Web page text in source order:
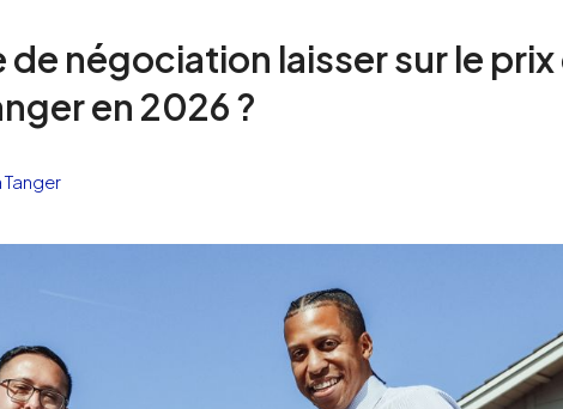
de négociation laisser sur le
en 2026 ?
Tanger